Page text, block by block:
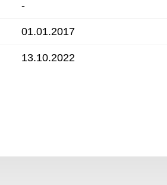
-
01.01.2017
13.10.2022